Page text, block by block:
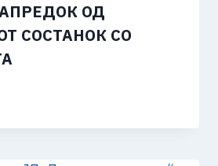
ОД
СОСТАНОК СО